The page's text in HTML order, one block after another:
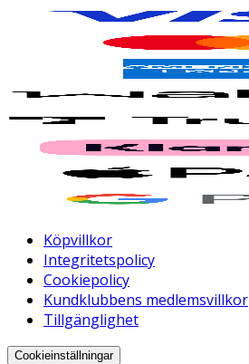
Köpvillkor
Integritetspolicy
Cookiepolicy
Kundklubbens medlemsvillkor
Tillgänglighet
Cookieinställningar